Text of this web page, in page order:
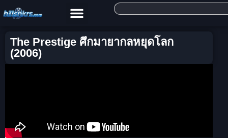
The Prestige ศึกมายากลหยุดโลก
(2006)